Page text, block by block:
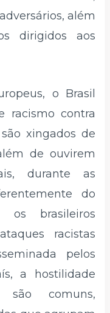
além
dirigidos aos
o Brasil
racismo contra
xingados de
de ouvirem
durante as
do
os brasileiros
racistas
pelos
a hostilidade
são comuns,